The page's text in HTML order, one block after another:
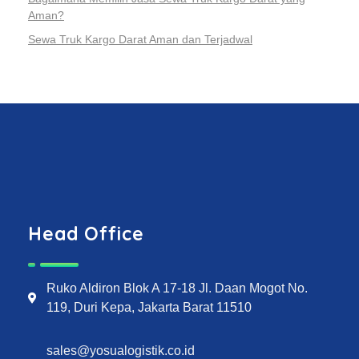
Aman?
Sewa Truk Kargo Darat Aman dan Terjadwal
Head Office
Ruko Aldiron Blok A 17-18 Jl. Daan Mogot No.
119, Duri Kepa, Jakarta Barat 11510
sales@yosualogistik.co.id